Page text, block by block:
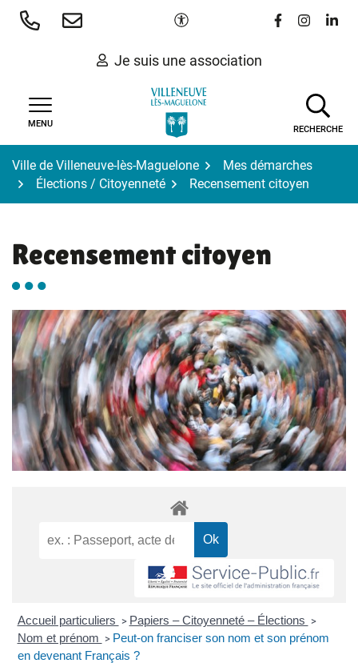
Aller
Paramètres d'accessibilité
Lien vers le
Lien vers
Lien
Je suis une association
MENU
RECHERCHE
Ville de Villeneuve-lès-Maguelone
Mes démarches
Élections / Citoyenneté
Recensement citoyen
Recensement citoyen
Accueil particuliers > Papiers – Citoyenneté – Élections >
Nom et prénom > Peut-on franciser son nom et son prénom
en devenant Français ?